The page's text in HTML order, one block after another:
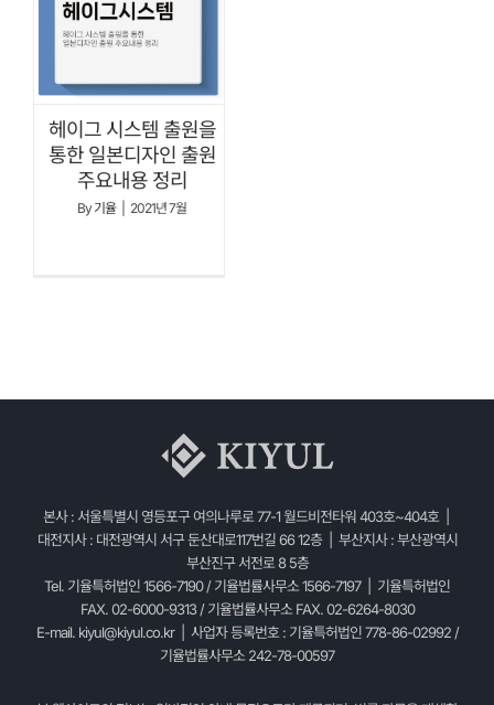
헤이그 시스템 출원을
통한 일본디자인 출원
주요내용 정리
By기율 2021년 7월
본사 : 서울특별시 영등포구 여의나루로 77-1 월드비전타워 403호~404호 |
대전지사 : 대전광역시 서구 둔산대로117번길 66 12층 | 부산지사 : 부산광역시
부산진구 서전로 8 5층
Tel. 기율특허법인 1566-7190 / 기율법률사무소 1566-7197 | 기율특허법인
FAX. 02-6000-9313 / 기율법률사무소 FAX. 02-6264-8030
E-mail. kiyul@kiyul.co.kr| 사업자 등록번호 : 기율특허법인 778-86-02992 /
기율법률사무소 242-78-00597